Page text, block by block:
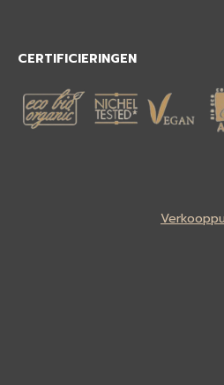
CERTIFICIERINGEN